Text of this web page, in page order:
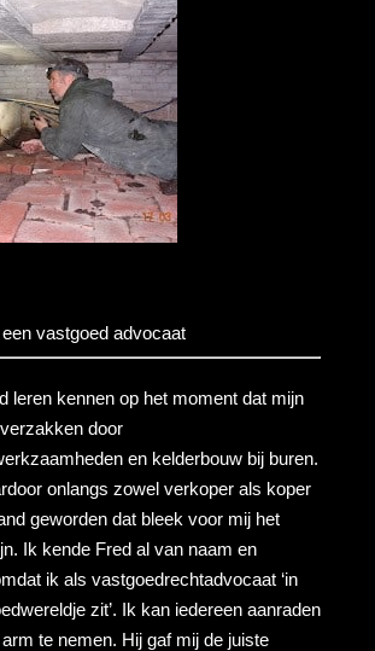
vastgoed advocaat
leren kennen op het moment dat mijn
door
en kelderbouw bij buren.
onlangs zowel verkoper als koper
geworden dat bleek voor mij het
Ik kende Fred al van naam en
ik als vastgoedrechtadvocaat ‘in
zit’. Ik kan iedereen aanraden
arm te nemen. Hij gaf mij de juiste